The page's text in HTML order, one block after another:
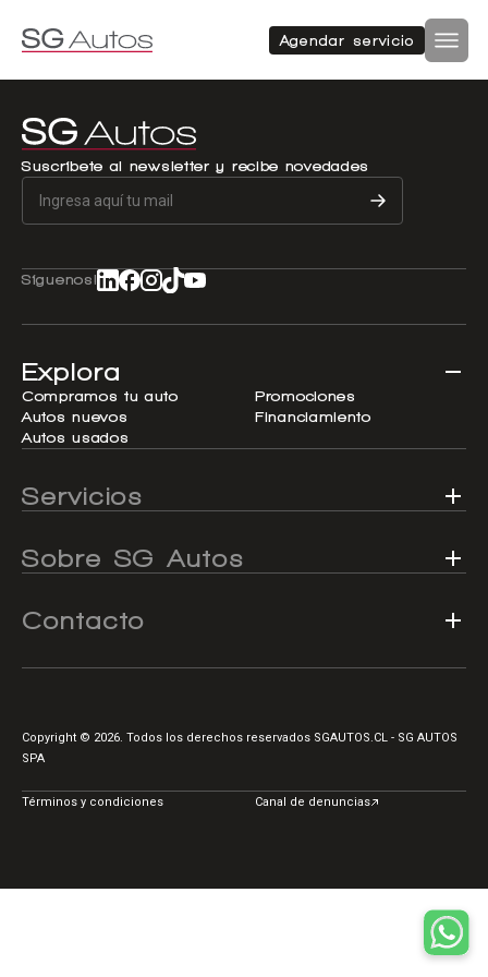
Agendar servicio
Autos nuevos
Autos usados
Acerca de SG Autos
Financiamiento
Flotas
Noticias
Centro de ayuda
Autos nuevos
Autos usados
SUV
Hatchback
Furgón
Doble cabina
Suscríbete al newsletter y recibe novedades
Síguenos!
Explora
Compramos tu auto
Autos nuevos
Autos usados
Promociones
Financiamiento
Servicios
Sobre SG Autos
Contacto
Copyright © 2026. Todos los derechos reservados SGAUTOS.CL - SG AUTOS
SPA
Términos y condiciones Canal de denuncias